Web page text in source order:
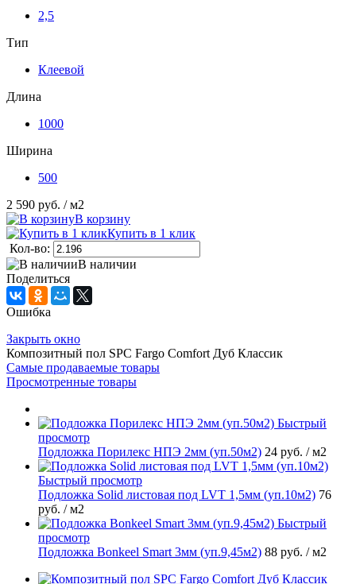
2,5
Тип
Клеевой
Длина
1000
Ширина
500
2 590 руб. / м2
В корзину
Купить в 1 клик
Кол-во:
В наличии
Поделиться
Ошибка
Закрыть окно
Композитный пол SPC Fargo Comfort Дуб Классик
Самые продаваемые товары
Просмотренные товары
Быстрый
просмотр
Подложка Порилекс НПЭ 2мм (уп.50м2) 24 руб. / м2
Быстрый просмотр
Подложка Solid листовая под LVT 1,5мм (уп.10м2) 76
руб. / м2
Быстрый
просмотр
Подложка Bonkeel Smart 3мм (уп.9,45м2) 88 руб. / м2